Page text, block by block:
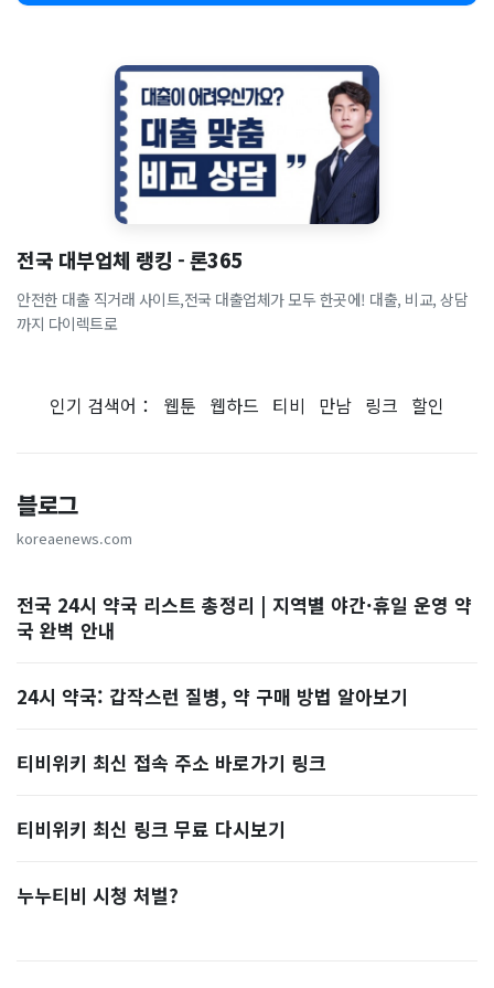
전국 대부업체 랭킹 - 론365
안전한 대출 직거래 사이트,전국 대출업체가 모두 한곳에! 대출, 비교, 상담
까지 다이렉트로
인기 검색어： 웹툰 웹하드 티비 만남 링크 할인
블로그
koreaenews.com
전국 24시 약국 리스트 총정리 | 지역별 야간·휴일 운영 약
국 완벽 안내
24시 약국: 갑작스런 질병, 약 구매 방법 알아보기
티비위키 최신 접속 주소 바로가기 링크
티비위키 최신 링크 무료 다시보기
누누티비 시청 처벌?